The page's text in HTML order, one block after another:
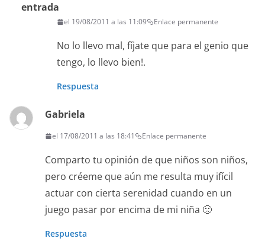
entrada
el 19/08/2011 a las 11:09 Enlace permanente
No lo llevo mal, fíjate que para el genio que
tengo, lo llevo bien!.
Respuesta
Gabriela
el 17/08/2011 a las 18:41 Enlace permanente
Comparto tu opinión de que niños son niños,
pero créeme que aún me resulta muy ifícil
actuar con cierta serenidad cuando en un
juego pasar por encima de mi niña 🙁
Respuesta